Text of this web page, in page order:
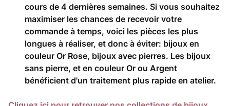
cours de 4 dernières semaines. Si vous souhaitez
maximiser les chances de recevoir votre
commande à temps, voici les pièces les plus
longues à réaliser, et donc à éviter: bijoux en
couleur Or Rose, bijoux avec pierres. Les bijoux
sans pierre, et en couleur Or ou Argent
bénéficient d'un traitement plus rapide en atelier.